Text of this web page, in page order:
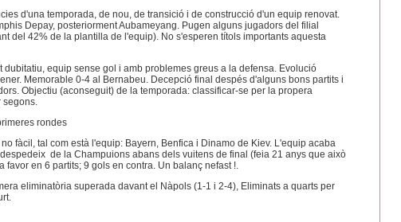
d'una temporada, de nou, de transició i de construcció d'un equip renovat.
Depay, posteriorment Aubameyang. Pugen alguns jugadors del filial
del 42% de la plantilla de l'equip). No s'esperen títols importants aquesta
dubitatiu, equip sense gol i amb problemes greus a la defensa. Evolució
Memorable 0-4 al Bernabeu. Decepció final despés d'alguns bons partits i
Objectiu (aconseguit) de la temporada: classificar-se per la propera
rondes
fàcil, tal com està l'equip: Bayern, Benfica i Dinamo de Kiev. L'equip acaba
de la Champuions abans dels vuitens de final (feia 21 anys que això
favor en 6 partits; 9 gols en contra. Un balanç nefast !.
eliminatòria superada davant el Nàpols (1-1 i 2-4), Eliminats a quarts per